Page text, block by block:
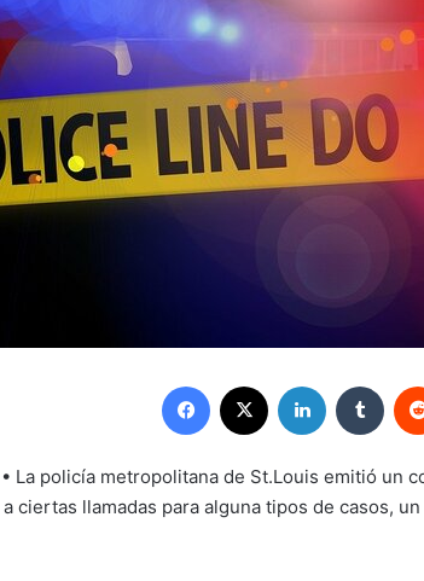
Facebook LinkedIn
• La policía metropolitana de St.Louis emitió un
ciertas llamadas para alguna tipos de casos,